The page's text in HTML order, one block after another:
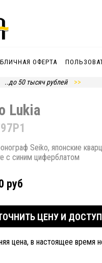
ОФЕРТА
..до 50 тысяч рублей
Lukia
Seiko, японские
с синим циферблатом
руб
ЦЕНУ И
цена, в настоящее время